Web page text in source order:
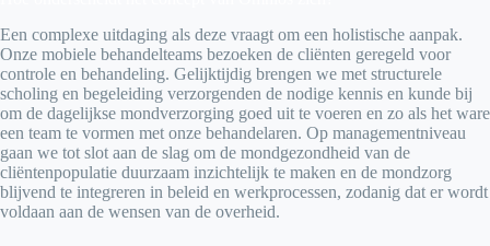
Een complexe uitdaging als deze vraagt om een holistische aanpak.
Onze mobiele behandelteams bezoeken de cliënten geregeld voor
controle en behandeling. Gelijktijdig brengen we met structurele
scholing en begeleiding verzorgenden de nodige kennis en kunde bij
om de dagelijkse mondverzorging goed uit te voeren en zo als het ware
een team te vormen met onze behandelaren. Op managementniveau
gaan we tot slot aan de slag om de mondgezondheid van de
cliëntenpopulatie duurzaam inzichtelijk te maken en de mondzorg
blijvend te integreren in beleid en werkprocessen, zodanig dat er wordt
voldaan aan de wensen van de overheid.